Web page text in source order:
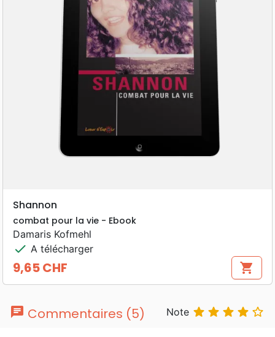
Shannon
combat pour la vie - Ebook
Damaris Kofmehl
check A télécharger
Prix
9,65 CHF shopping_cart
chat Commentaires (5) Note     